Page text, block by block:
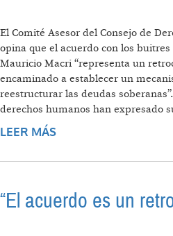
El Comité Asesor del Consejo de
opina que el acuerdo con los
Mauricio Macri “representa un
encaminado a establecer un
reestructurar las deudas
derechos humanos han expresado
LEER MÁS
“El acuerdo es un